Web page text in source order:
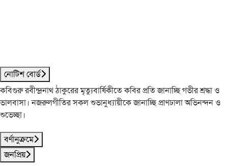
নোটিশ বোর্ড
কবিগুরু রবীন্দ্রনাথ ঠাকুরের মৃত্যুবার্ষিকীতে কবির প্রতি জানাচ্ছি গভীর শ্রদ্ধা ও
ভালবাসা। নজরুলগীতির সকল শুভানুধ্যায়ীকে জানাচ্ছি প্রাণঢালা অভিনন্দন ও
শুভেচ্ছা।
বর্ণানুক্রমে
জনপ্রিয়